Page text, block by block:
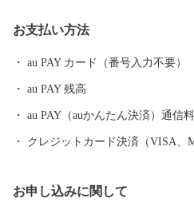
キ」など、四季折々の旬の食材に恵
お支払い方法
au PAY カード（番号入力不要）
au PAY 残高
au PAY（auかんたん決済）通信
クレジットカード決済（VISA、
お申し込みに関して